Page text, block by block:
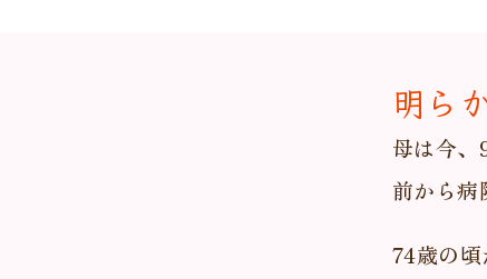
明ら
母は今、
前から病
74歳の